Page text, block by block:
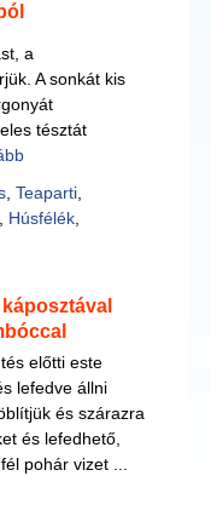
a
A sonkát kis
tésztát
, Teaparti,
Húsfélék,
előtti este
lefedve állni
és szárazra
és lefedhető,
pohár vizet ...